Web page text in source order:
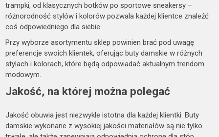
trampki, od klasycznych botków po sportowe sneakersy –
różnorodność stylów i kolorów pozwala każdej klientce znaleźć
coś odpowiedniego dla siebie.
Przy wyborze asortymentu sklep powinien brać pod uwagę
preferencje swoich klientek, oferując buty damskie w różnych
stylach i kolorach, które będą odpowiadać aktualnym trendom
modowym.
Jakość, na której można polegać
Jakość obuwia jest niezwykle istotna dla każdej klientki. Buty
damskie wykonane z wysokiej jakości materiałów są nie tylko